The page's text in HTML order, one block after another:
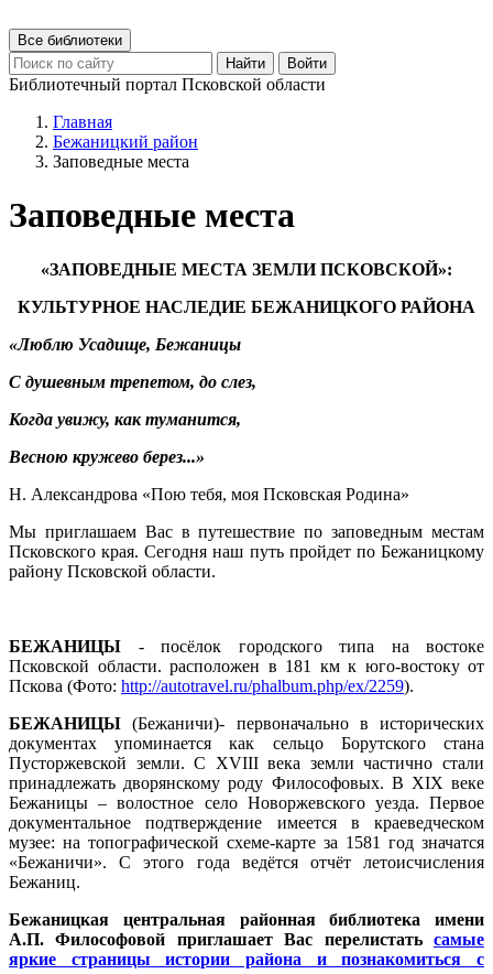
Все библиотеки
Найти
Войти
Библиотечный портал Псковской области
Главная
Бежаницкий район
Заповедные места
Заповедные места
«ЗАПОВЕДНЫЕ МЕСТА ЗЕМЛИ ПСКОВСКОЙ»:
КУЛЬТУРНОЕ НАСЛЕДИЕ БЕЖАНИЦКОГО РАЙОНА
«Люблю Усадище, Бежаницы
С душевным трепетом, до слез,
Когда увижу, как туманится,
Весною кружево берез...»
Н. Александрова «Пою тебя, моя Псковская Родина»
Мы приглашаем Вас в путешествие по заповедным местам
Псковского края. Сегодня наш путь пройдет по Бежаницкому
району Псковской области.
БЕЖАНИЦЫ - посёлок городского типа на востоке
Псковской области. расположен в 181 км к юго-востоку от
Пскова (Фото: http://autotravel.ru/phalbum.php/ex/2259).
БЕЖАНИЦЫ (Бежаничи)- первоначально в исторических
документах упоминается как сельцо Борутского стана
Пусторжевской земли. С XVIII века земли частично стали
принадлежать дворянскому роду Философовых. В XIX веке
Бежаницы – волостное село Новоржевского уезда. Первое
документальное подтверждение имеется в краеведческом
музее: на топографической схеме-карте за 1581 год значатся
«Бежаничи». С этого года ведётся отчёт летоисчисления
Бежаниц.
Бежаницкая центральная районная библиотека имени
А.П. Философовой приглашает Вас перелистать самые
яркие страницы истории района и познакомиться с